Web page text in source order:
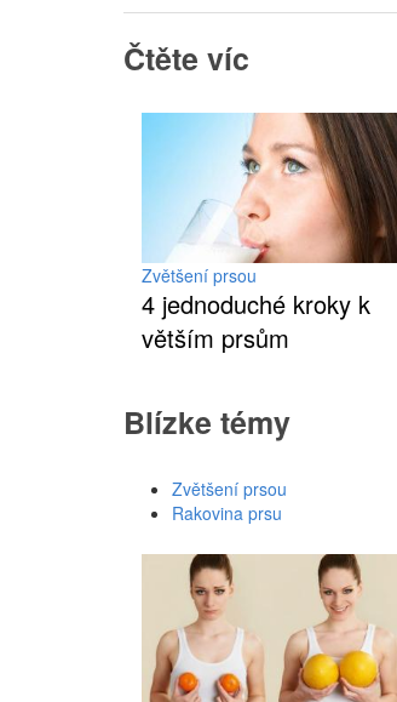
Čtěte víc
Zvětšení prsou
4 jednoduché kroky k
větším prsům
Blízke témy
Zvětšení prsou
Rakovina prsu